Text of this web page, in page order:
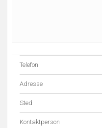
Telefon
Adresse
Sted
Kontaktperson